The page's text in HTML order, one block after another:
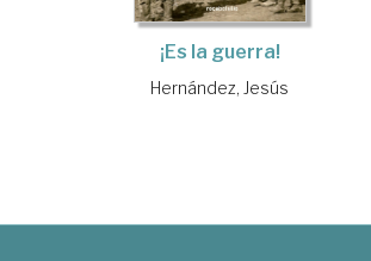
¡Es la guerra!
Hernández, Jesús